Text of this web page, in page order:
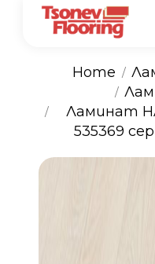
Home
Ламинат
535369